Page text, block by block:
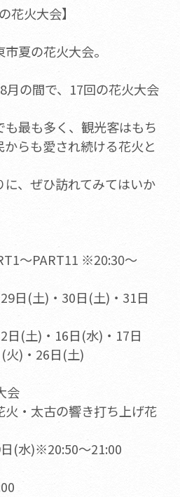
花火大会】
夏の花火大会。
月の間で、17回の花火大会
最も多く、観光客はもち
らも愛され続ける花火と
、ぜひ訪れてみてはいか
～PART11 ※20:30～
日(土)・30日(土)・31日
日(土)・16日(水)・17日
火)・26日(土)
会
・太古の響き打ち上げ花
(水)※20:50～21:00